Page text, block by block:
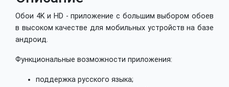
Обои 4K и HD - приложение с большим выбором обоев
в высоком качестве для мобильных устройств на базе
андроид.
Функциональные возможности приложения:
поддержка русского языка;